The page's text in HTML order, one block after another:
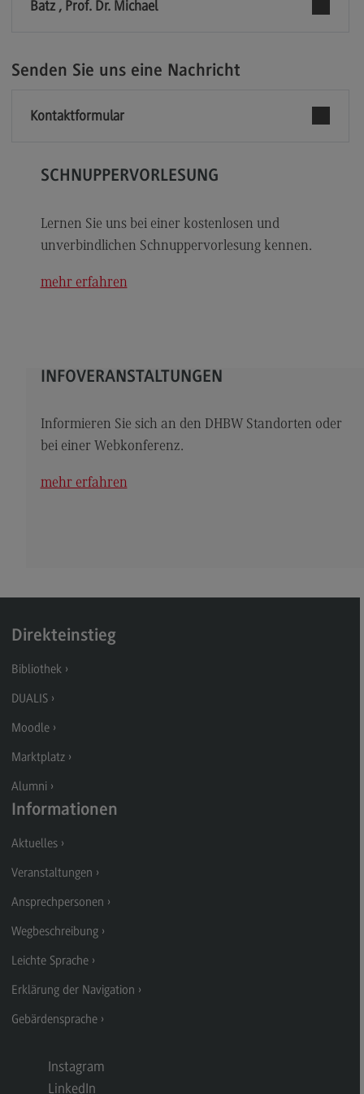
Kontakt
Digital Business Management
Modulangebot
Kontakt
Digitalisierung in der Sozialen Arbeit
Digitalisierung in der Sozialen Arbeit
Kontakt
Elektrotechnik und Informationstechnik
Informationstechnik
(External link)
Entrepreneurship
Executive Engineering
Berufsperspektiven
Kontakt
Finance
Modulangebot
Berufsperspektiven
Kontakt
General Business Management
Batz , Prof. Dr. Michael
Senden Sie uns eine Nachricht
Kontaktformular
SCHNUPPERVORLESUNG
Lernen Sie uns bei einer kostenlosen und
unverbindlichen Schnuppervorlesung kennen.
mehr erfahren
INFOVERANSTALTUNGEN
Informieren Sie sich an den DHBW Standorten oder
bei einer Webkonferenz.
mehr erfahren
Direkteinstieg
Bibliothek
DUALIS
Moodle
Marktplatz
Alumni
Informationen
Aktuelles
Veranstaltungen
Ansprechpersonen
Wegbeschreibung
Leichte Sprache
Erklärung der Navigation
Gebärdensprache
Instagram
LinkedIn